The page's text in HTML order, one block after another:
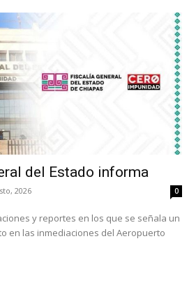
del Estado informa
2026 0
y reportes en los que se señala un
en las inmediaciones del Aeropuerto